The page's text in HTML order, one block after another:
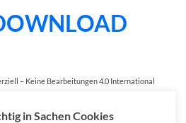
– Keine Bearbeitungen 4.0 International
4.0 International
in Sachen Cookies